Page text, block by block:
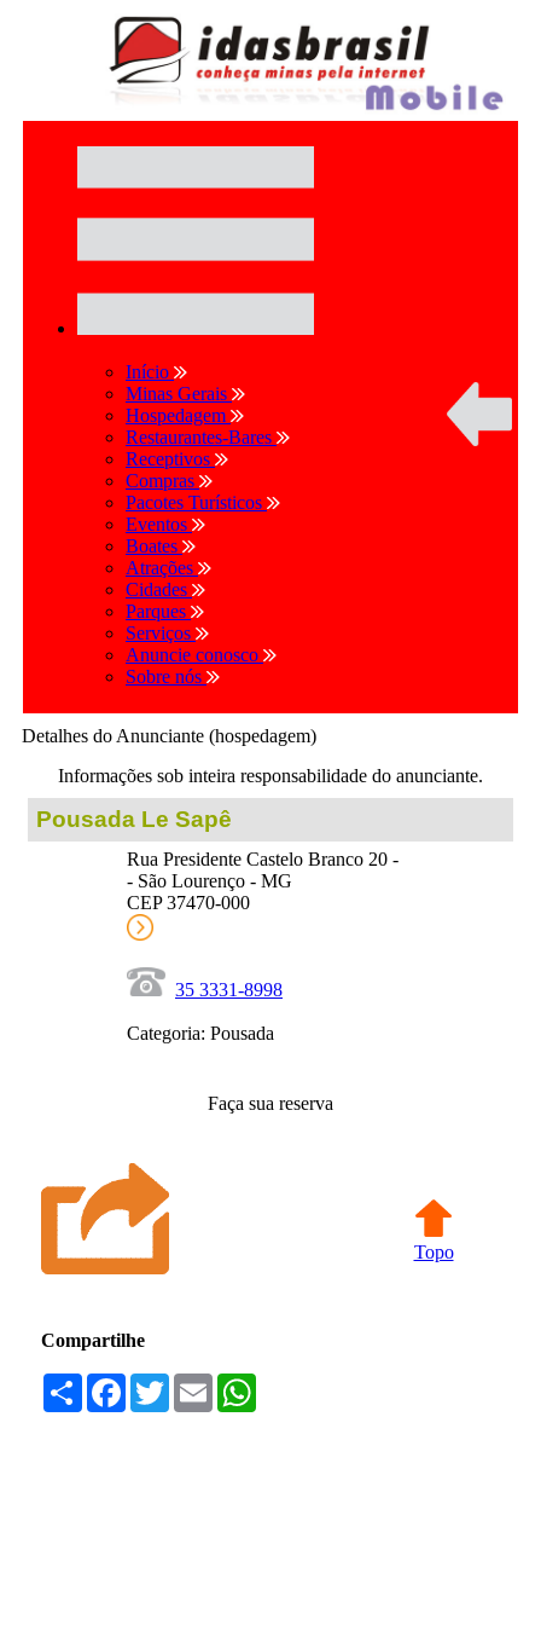
Início
Minas Gerais
Hospedagem
Restaurantes-Bares
Receptivos
Compras
Pacotes Turísticos
Eventos
Boates
Atrações
Cidades
Parques
Serviços
Anuncie conosco
Sobre nós
Detalhes do Anunciante (hospedagem)
Informações sob inteira responsabilidade do anunciante.
Pousada Le Sapê
Rua Presidente Castelo Branco 20 -
- São Lourenço - MG
CEP 37470-000
35 3331-8998
Categoria: Pousada
Faça sua reserva
Topo
Compartilhe
Compartilhar
Facebook
TwitterEmail